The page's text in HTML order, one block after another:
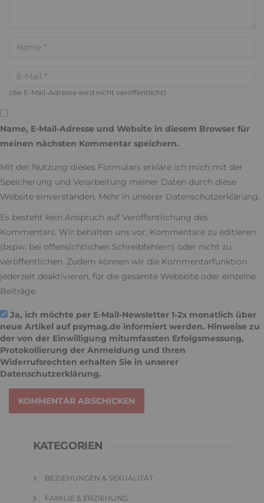
(die E-Mail-Adresse wird nicht veröffentlicht)
Name, E-Mail-Adresse und Website in diesem Browser für
meinen nächsten Kommentar speichern.
Mit der Nutzung dieses Formulars erkläre ich mich mit der
Speicherung und Verarbeitung meiner Daten durch diese
Website einverstanden. Mehr in unserer Datenschutzerklärung
Es besteht kein Anspruch auf Veröffentlichung des
Kommentars. Wir behalten uns vor, Kommentare zu editieren
(bspw. bei offensichtlichen Schreibfehlern) oder nicht zu
veröffentlichen. Zudem können wir die Kommentarfunktion
jederzeit deaktivieren, für die gesamte Webseite oder einzelne
Beiträge.
Ja, ich möchte per E-Mail-Newsletter 1-2x monatlich über
neue Artikel auf psymag.de informiert werden. Hinweise zu
der von der Einwilligung mitumfassten Erfolgsmessung,
Protokollierung der Anmeldung und Ihren
Widerrufsrechten erhalten Sie in unserer
Datenschutzerklärung.
KOMMENTAR ABSCHICKEN
KATEGORIEN
BEZIEHUNGEN & SEXUALITÄT
FAMILIE & ERZIEHUNG